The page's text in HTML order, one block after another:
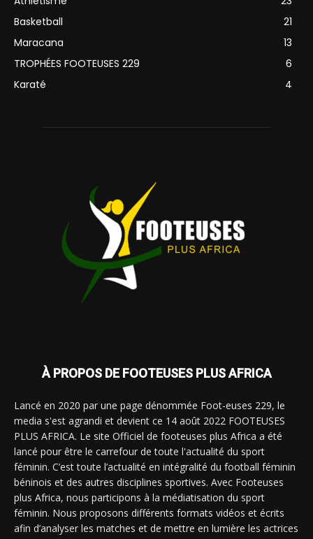
Basketball
21
Maracana
13
TROPHÉES FOOTEUSES 229
6
Karaté
4
À PROPOS DE FOOTEUSES PLUS AFRICA
Lancé en 2020 par une page dénommée Foot-euses 229, le
media s'est agrandi et devient ce 14 août 2022 FOOTEUSES
PLUS AFRICA. Le site Officiel de footeuses plus Africa a été
lancé pour être le carrefour de toute l'actualité du sport
féminin. C’est toute l’actualité en intégralité du football féminin
béninois et des autres disciplines sportives. Avec Footeuses
plus Africa, nous participons à la médiatisation du sport
féminin. Nous proposons différents formats vidéos et écrits
afin d’analyser les matches et de mettre en lumière les actrices